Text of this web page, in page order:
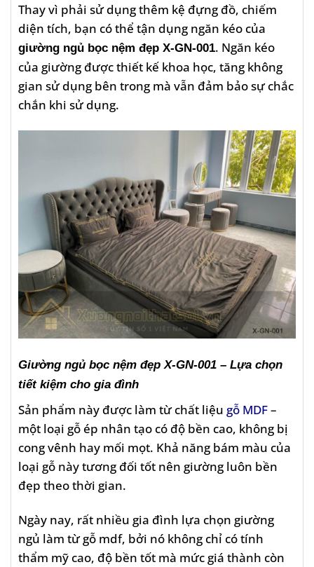
Thay vì phải sử dụng thêm kệ đựng đồ, chiếm
diện tích, bạn có thể tận dụng ngăn kéo của
giường ngủ bọc nệm đẹp X-GN-001. Ngăn kéo
của giường được thiết kế khoa học, tăng không
gian sử dụng bên trong mà vẫn đảm bảo sự chắc
chắn khi sử dụng.
Giường ngủ bọc nệm đẹp X-GN-001 – Lựa chọn
tiết kiệm cho gia đình
Sản phẩm này được làm từ chất liệu gỗ MDF–
một loại gỗ ép nhân tạo có độ bền cao, không bị
cong vênh hay mối mọt. Khả năng bám màu của
loại gỗ này tương đối tốt nên giường luôn bền
đẹp theo thời gian.
Ngày nay, rất nhiều gia đình lựa chọn giường
ngủ làm từ gỗ mdf, bởi nó không chỉ có tính
thẩm mỹ cao, độ bền tốt mà mức giá thành còn